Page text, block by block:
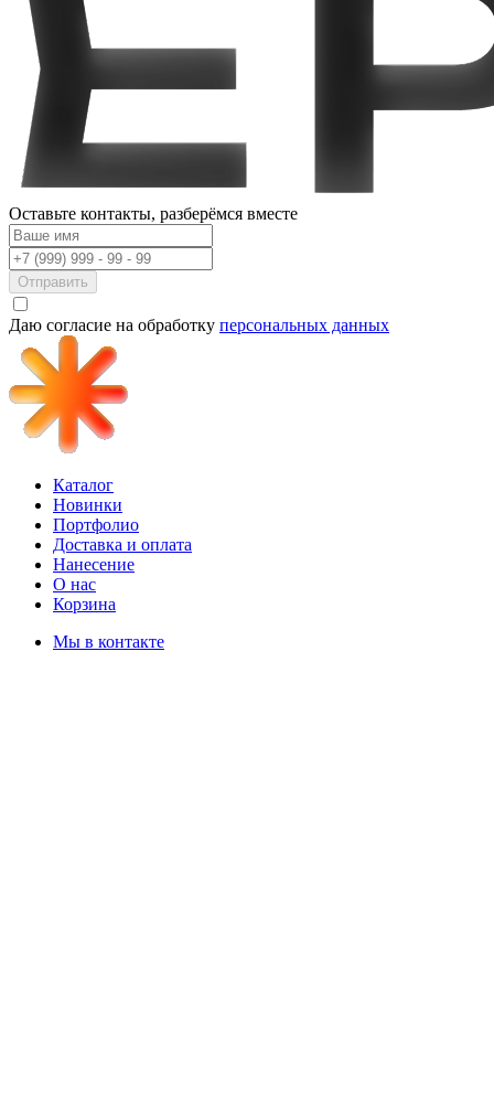
Оставьте контакты, разберёмся вместе
Отправить
Даю согласие на обработку персональных данных
Каталог
Новинки
Портфолио
Доставка и оплата
Нанесение
О нас
Корзина
Мы в контакте